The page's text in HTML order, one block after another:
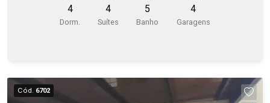
4
Dorm.
4
Suítes
5
Banho
4
Garagens
Cód. 6702